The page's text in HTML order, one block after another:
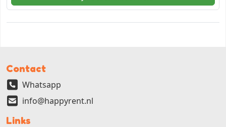
Contact
Whatsapp
info@happyrent.nl
Links